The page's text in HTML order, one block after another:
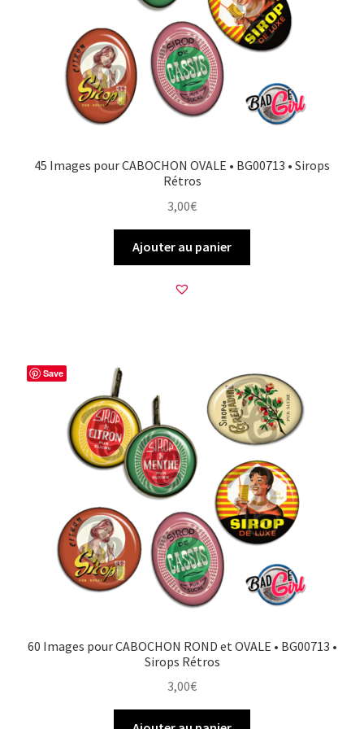
Mon compte
Wishlist
Panier
Politique de Confidentialité
Validation de la commande
45 Images pour CABOCHON OVALE • BG00713 • Sirops
Rétros
3,00€
Ajouter au panier
Save
60 Images pour CABOCHON ROND et OVALE • BG00713 •
Sirops Rétros
3,00€